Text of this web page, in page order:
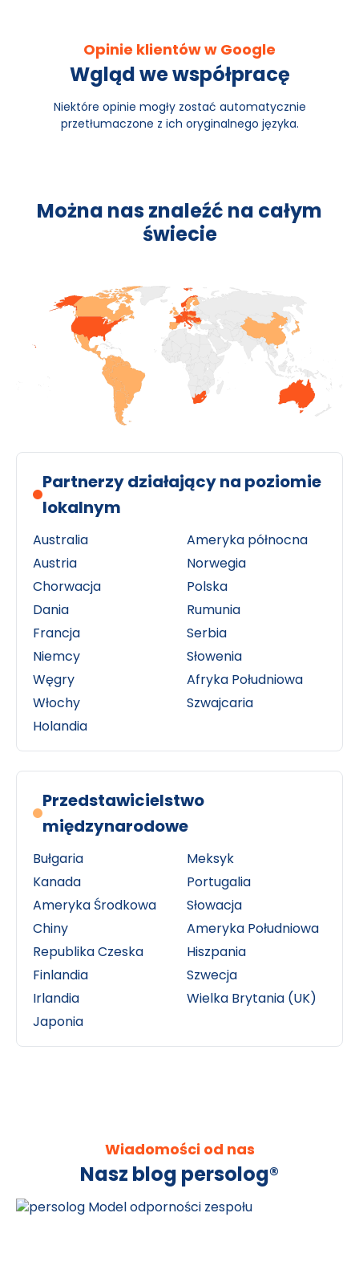
Opinie klientów w Google
Wgląd we współpracę
Niektóre opinie mogły zostać automatycznie
przetłumaczone z ich oryginalnego języka.
Można nas znaleźć na całym
świecie
Partnerzy działający na poziomie
lokalnym
Australia
Austria
Chorwacja
Dania
Francja
Niemcy
Węgry
Włochy
Holandia
Ameryka północna
Norwegia
Polska
Rumunia
Serbia
Słowenia
Afryka Południowa
Szwajcaria
Przedstawicielstwo
międzynarodowe
Bułgaria
Kanada
Ameryka Środkowa
Chiny
Republika Czeska
Finlandia
Irlandia
Japonia
Meksyk
Portugalia
Słowacja
Ameryka Południowa
Hiszpania
Szwecja
Wielka Brytania (UK)
Wiadomości od nas
Nasz blog persolog®